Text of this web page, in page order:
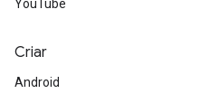
YouTube
Criar
Android